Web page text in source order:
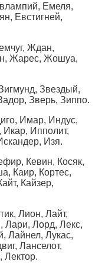
Емеля,
Евстигней,
Ждан,
Жарес, Жошуа,
Звездый,
Зверь, Зиппо.
Имар, Индус,
Ипполит,
Изя.
Кевин, Косяк,
Каир, Кортес,
Кайзер,
Лион, Лайт,
Лари, Лорд, Лекс,
Лайнел, Лукас,
Ланселот,
Лектор.